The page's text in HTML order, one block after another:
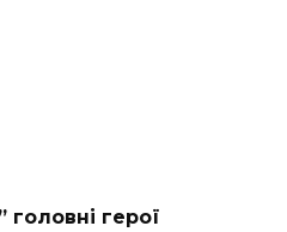
герої